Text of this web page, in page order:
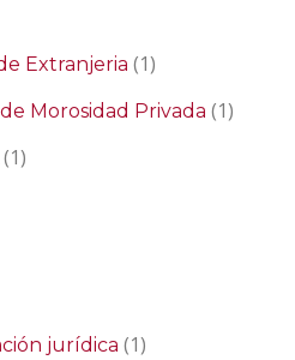
Extranjeria (1)
Morosidad Privada (1)
(1)
jurídica (1)